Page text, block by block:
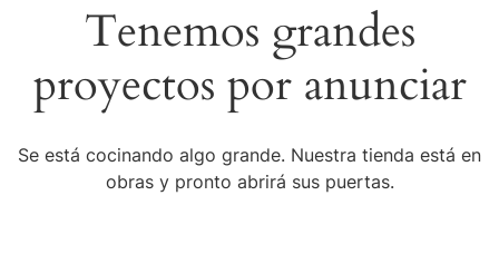
Tenemos grandes
proyectos por anunciar
Se está cocinando algo grande. Nuestra tienda está en
obras y pronto abrirá sus puertas.